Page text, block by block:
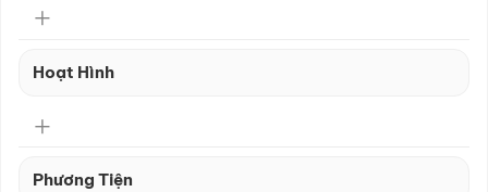
Hoạt Hình
Phương Tiện